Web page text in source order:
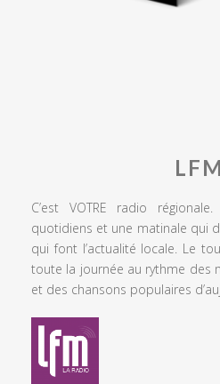
LFM
C’est VOTRE radio
quotidiens et une matinale qui
qui font l’actualité locale. Le
toute la journée au rythme des
et des chansons populaires